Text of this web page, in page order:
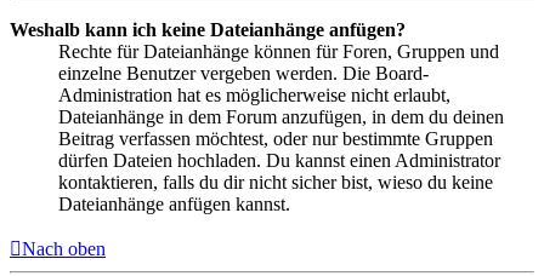
Weshalb kann ich keine Dateianhänge anfügen?
Rechte für Dateianhänge können für Foren, Gruppen und
einzelne Benutzer vergeben werden. Die Board-
Administration hat es möglicherweise nicht erlaubt,
Dateianhänge in dem Forum anzufügen, in dem du deinen
Beitrag verfassen möchtest, oder nur bestimmte Gruppen
dürfen Dateien hochladen. Du kannst einen Administrator
kontaktieren, falls du dir nicht sicher bist, wieso du keine
Dateianhänge anfügen kannst.
Nach oben